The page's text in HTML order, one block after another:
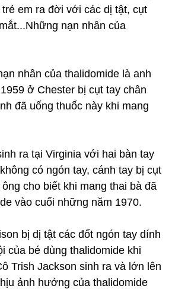
em ra đời với các dị tật, cụt
nạn nhân của
nhân của thalidomide là anh
ở Chester bị cụt tay chân
đã uống thuốc này khi mang
ra tại Virginia với hai bàn tay
có ngón tay, cánh tay bị cụt
cho biết khi mang thai bà đã
vào cuối những năm 1970.
bị dị tật các đốt ngón tay dính
của bé dùng thalidomide khi
Trish Jackson sinh ra và lớn lên
ảnh hưởng của thalidomide